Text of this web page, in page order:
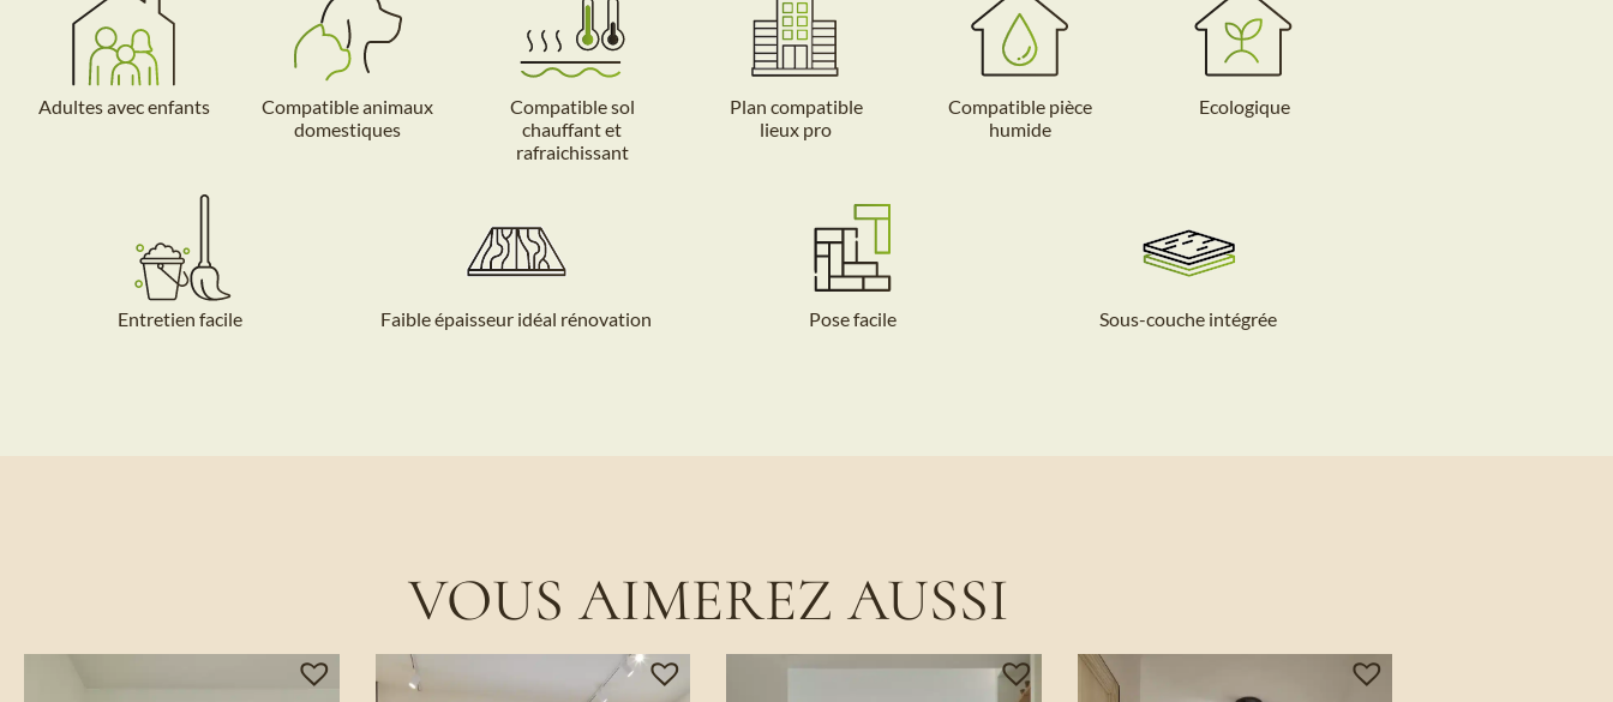
Adultes avec enfants
Compatible animaux
domestiques
Compatible sol
chauffant et
rafraichissant
Plan compatible
lieux pro
Compatible pièce
humide
Ecologique
Entretien facile Faible épaisseur idéal rénovation Pose facile Sous-couche intégrée
VOUS AIMEREZ AUSSI